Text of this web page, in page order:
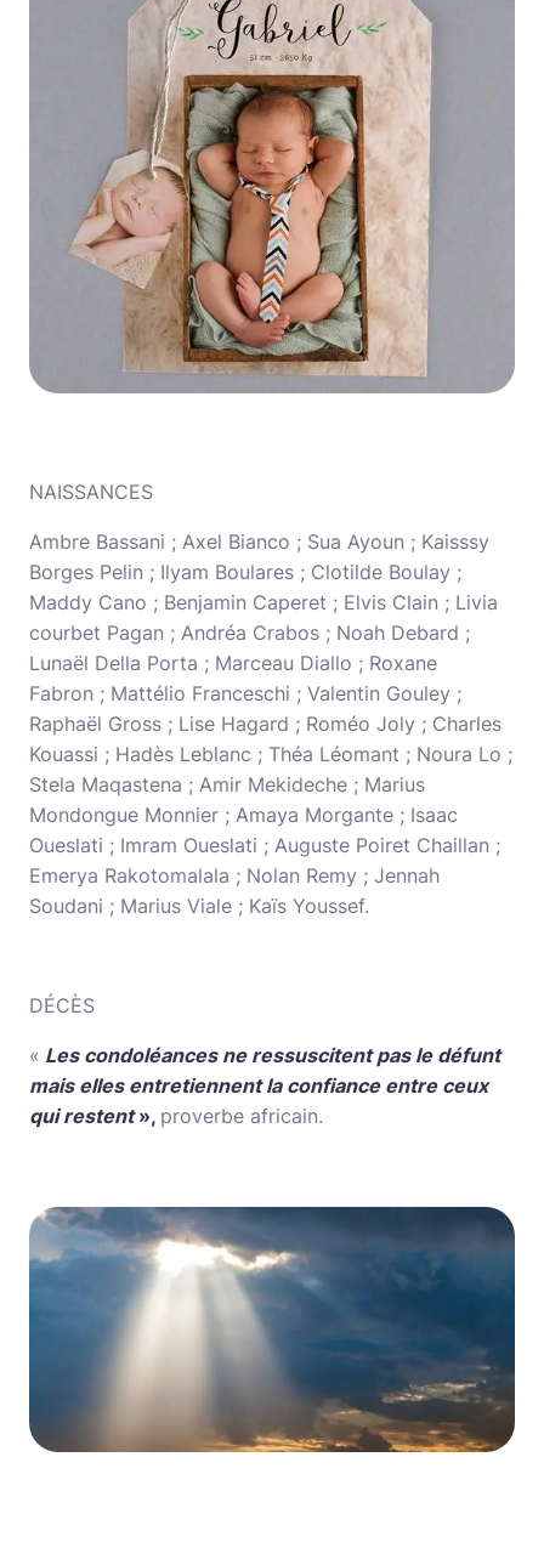
NAISSANCES
Ambre Bassani ; Axel Bianco ; Sua Ayoun ; Kaisssy
Borges Pelin ; Ilyam Boulares ; Clotilde Boulay ;
Maddy Cano ; Benjamin Caperet ; Elvis Clain ; Livia
courbet Pagan ; Andréa Crabos ; Noah Debard ;
Lunaël Della Porta ; Marceau Diallo ; Roxane
Fabron ; Mattélio Franceschi ; Valentin Gouley ;
Raphaël Gross ; Lise Hagard ; Roméo Joly ; Charles
Kouassi ; Hadès Leblanc ; Théa Léomant ; Noura Lo ;
Stela Maqastena ; Amir Mekideche ; Marius
Mondongue Monnier ; Amaya Morgante ; Isaac
Oueslati ; Imram Oueslati ; Auguste Poiret Chaillan ;
Emerya Rakotomalala ; Nolan Remy ; Jennah
Soudani ; Marius Viale ; Kaïs Youssef.
DÉCÈS
« Les condoléances ne ressuscitent pas le défunt
mais elles entretiennent la confiance entre ceux
qui restent», proverbe africain.